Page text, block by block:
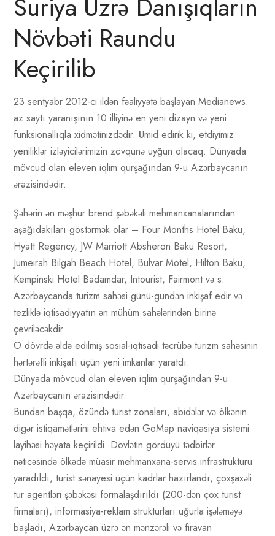
Suriya Üzrə Danışıqların
Növbəti Raundu
Keçirilib
23 sentyabr 2012-ci ildən fəaliyyətə başlayan Medianews.
az saytı yaranışının 10 illiyinə en yeni dizayn və yeni
funksionallıqla xidmətinizdədir. Ümid edirik ki, etdiyimiz
yeniliklər izləyicilərimizin zövqünə uyğun olacaq. Dünyada
mövcud olan eleven iqlim qurşağından 9-u Azərbaycanın
ərazisindədir.
Şəhərin ən məşhur brend şəbəkəli mehmanxanalarından
aşağıdakıları göstərmək olar – Four Months Hotel Baku,
Hyatt Regency, JW Marriott Absheron Baku Resort,
Jumeirah Bilgah Beach Hotel, Bulvar Motel, Hilton Baku,
Kempinski Hotel Badamdar, Intourist, Fairmont və s.
Azərbaycanda turizm sahəsi günü-gündən inkişaf edir və
tezliklə iqtisadiyyatın ən mühüm sahələrindən birinə
çevriləcəkdir.
O dövrdə əldə edilmiş sosial-iqtisadi təcrübə turizm sahəsinin
hərtərəfli inkişafı üçün yeni imkanlar yaratdı.
Dünyada mövcud olan eleven iqlim qurşağından 9-u
Azərbaycanın ərazisindədir.
Bundan başqa, özündə turist zonaları, abidələr və ölkənin
digər istiqamətlərini ehtiva edən GoMap naviqasiya sistemi
layihəsi həyata keçirildi. Dövlətin gördüyü tədbirlər
nəticəsində ölkədə müasir mehmanxana-servis infrastrukturu
yaradıldı, turist sənayesi üçün kadrlar hazırlandı, çoxşaxəli
tur agentləri şəbəkəsi formalaşdırıldı (200-dən çox turist
firmaları), informasiya-reklam strukturları uğurla işələməyə
başladı, Azərbaycan üzrə ən mənzərəli və firavan